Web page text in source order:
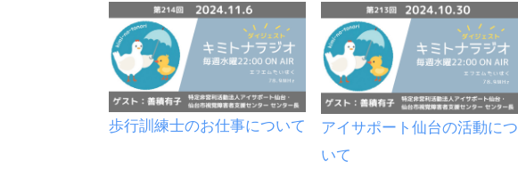
歩行訓練士のお仕事について
アイサポート仙台の活動につ
いて